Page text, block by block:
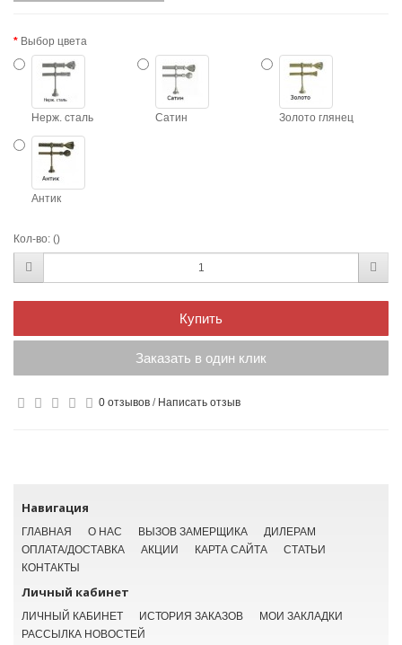
Выбор цвета
Нерж. сталь Сатин Золото глянец
Антик
Кол-во: ()
Купить
Заказать в один клик
0 отзывов / Написать отзыв
Навигация
ГЛАВНАЯ О НАС ВЫЗОВ ЗАМЕРЩИКА
ДИЛЕРАМ
ОПЛАТА/ДОСТАВКА
АКЦИИ КАРТА САЙТА
СТАТЬИ
КОНТАКТЫ
Личный кабинет
ЛИЧНЫЙ КАБИНЕТ ИСТОРИЯ ЗАКАЗОВ
МОИ ЗАКЛАДКИ
РАССЫЛКА НОВОСТЕЙ